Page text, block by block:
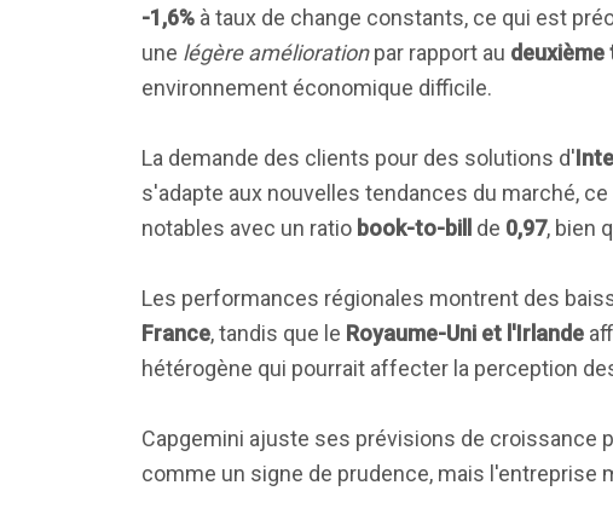
-1,6% à taux de change constants, ce qui est
une légère améliorationpar rapport au
environnement économique difficile.
La demande des clients pour des solutions d'
s'adapte aux nouvelles tendances du marché,
notables avec un ratio book-to-bill de 0,97, bien
Les performances régionales montrent des
France, tandis que le Royaume-Uni et l'Irlande
hétérogène qui pourrait affecter la perception
Capgemini ajuste ses prévisions de croissance
comme un signe de prudence, mais